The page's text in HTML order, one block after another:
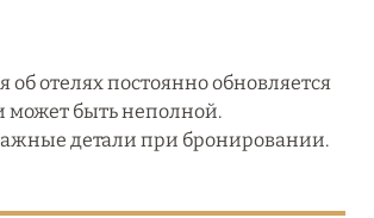
отелях постоянно обновляется
может быть неполной.
детали при бронировании.